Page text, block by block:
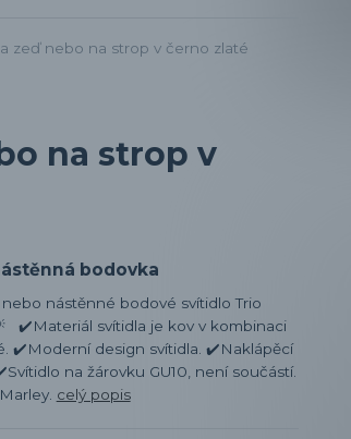
zeď nebo na strop v černo zlaté
na strop v
bodovka
nástěnné bodové svítidlo Trio
✔️Materiál svítidla je kov v kombinaci
✔️Moderní design svítidla. ✔️Naklápěcí
na žárovku GU10, není součástí.
celý popis